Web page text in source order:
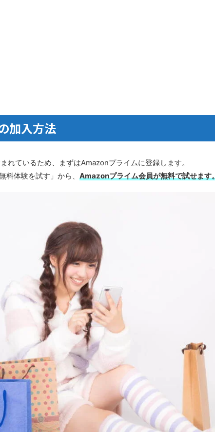
加入方法
まれているため、まずはAmazonプライムに登録します。
体験を試す」から、 Amazonプライム会員が無料で試せます。